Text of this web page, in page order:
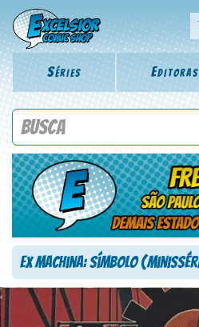
Séries Editoras
Procure por título da revista,
Ex Machina: Símbolo